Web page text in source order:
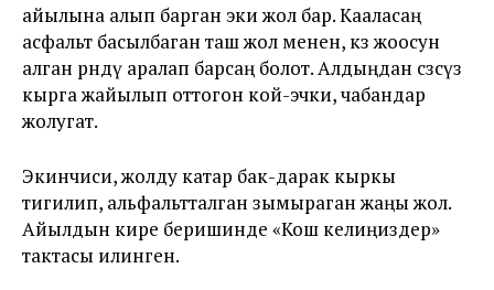
айылына алып барган эки жол бар. Кааласаң
асфальт басылбаган таш жол менен, көз жоосун
алган өрөөндү аралап барсаң болот. Алдыңдан сөзсүз
кырга жайылып оттогон кой-эчки, чабандар
жолугат.
Экинчиси, жолду катар бак-дарак кыркы
тигилип, альфальтталган зымыраган жаңы жол.
Айылдын кире беришинде «Кош келиңиздер»
тактасы илинген.